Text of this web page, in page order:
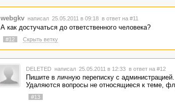
webgkv написал 25.05.2011 в 09:18 в ответ на #11
А как достучаться до ответственного человека?
#12 Скрыть ветку
DELETED написал 25.05.2011 в 12:33 в ответ на #12
Пишите в личную переписку с администрацией.
Удаляются вопросы не относящиеся к теме,
#13